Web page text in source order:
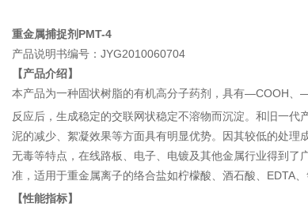
重金属捕捉剂 PMT-4
产品说明书编号：JYG2010060704
【产品介绍】
本产品为一种固状树脂的有机高分子药剂，具有—COOH、
反应后，生成稳定的交联网状稳定不溶物而沉淀。和旧一
泥的减少、絮凝效果等方面具有明显优势。因其较低的处理
无毒等特点，在线路板、电子、电镀及其他金属行业得到了
准，适用于重金属离子的络合盐如柠檬酸、酒石酸、EDTA
【性能指标】